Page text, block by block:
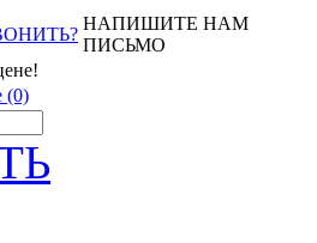
НАПИШИТЕ НАМ
ПИСЬМО
(0)